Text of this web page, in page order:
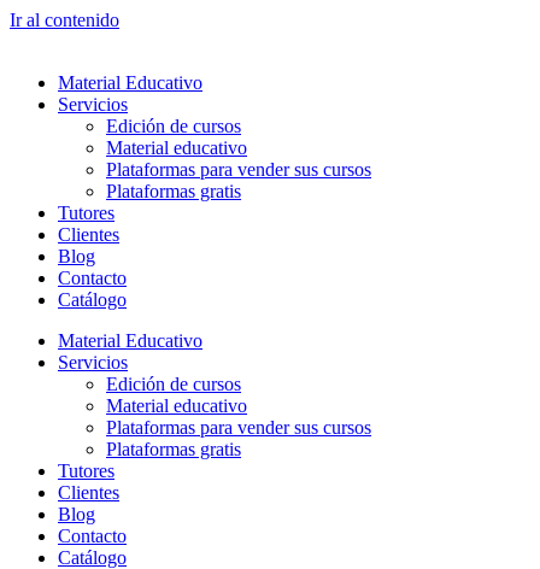
Ir al contenido
Material Educativo
Servicios
Edición de cursos
Material educativo
Plataformas para vender sus cursos
Plataformas gratis
Tutores
Clientes
Blog
Contacto
Catálogo
Material Educativo
Servicios
Edición de cursos
Material educativo
Plataformas para vender sus cursos
Plataformas gratis
Tutores
Clientes
Blog
Contacto
Catálogo